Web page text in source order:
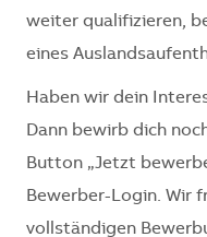
weiter qualifizieren,
eines
Haben wir dein
Dann bewirb dich
Button „Jetzt
Bewerber-Login. Wir
vollständigen